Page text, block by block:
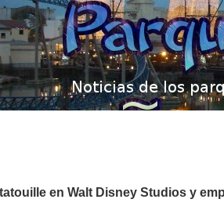
en Walt Disney Studios y